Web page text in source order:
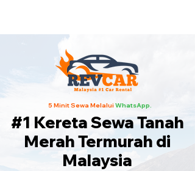
5 Minit Sewa MelaluiWhatsApp.
#1 Kereta Sewa Tanah
Merah Termurah di
Malaysia